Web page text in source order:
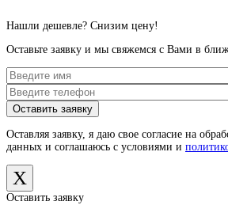
Нашли дешевле? Снизим цену!
Оставьте заявку и мы свяжемся с Вами в
Оставляя заявку, я даю свое согласие на
данных и соглашаюсь с условиями и
X
Оставить заявку